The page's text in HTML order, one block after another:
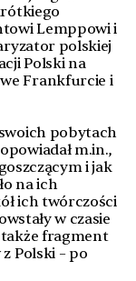
Lemppowi i
polskiej
Polski na
Frankfurcie i
pobytach
m.in.,
i jak
na ich
ich twórczości
w czasie
także fragment
Polski – po